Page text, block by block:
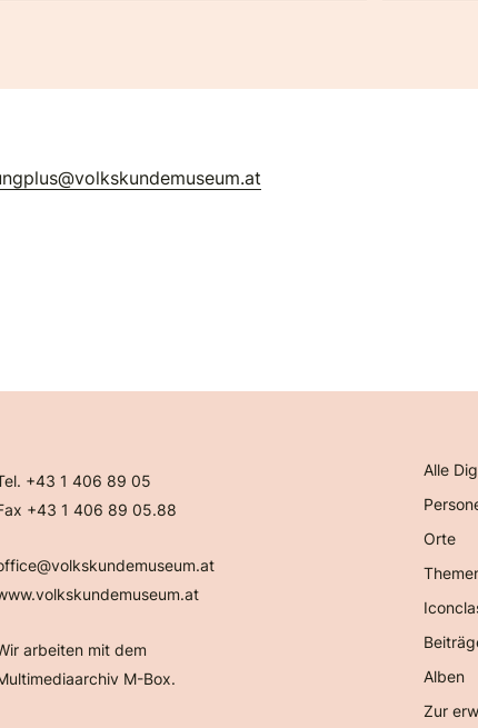
+43 1 406 89 05
+43 1 406 89 05.88
arbeiten mit dem
M-Box.
Alle
Orte
Alben
Zur